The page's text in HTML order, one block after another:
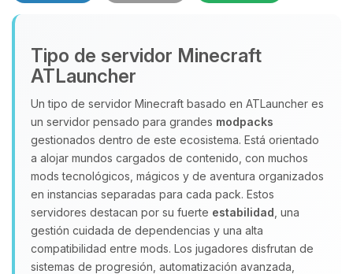
Tipo de servidor Minecraft
ATLauncher
Un tipo de servidor Minecraft basado en ATLauncher es
un servidor pensado para grandes modpacks
gestionados dentro de este ecosistema. Está orientado
a alojar mundos cargados de contenido, con muchos
mods tecnológicos, mágicos y de aventura organizados
en instancias separadas para cada pack. Estos
servidores destacan por su fuerte estabilidad , una
gestión cuidada de dependencias y una alta
compatibilidad entre mods. Los jugadores disfrutan de
sistemas de progresión, automatización avanzada,
Yupi, por fin alguien con quien
hablar! Soy Choupy, tu pequeno
asistente de BoxToPlay. Cuentame
que necesitas y moveré mis
pequenos circuitos para ayudarte.
06/08/2026 17:13